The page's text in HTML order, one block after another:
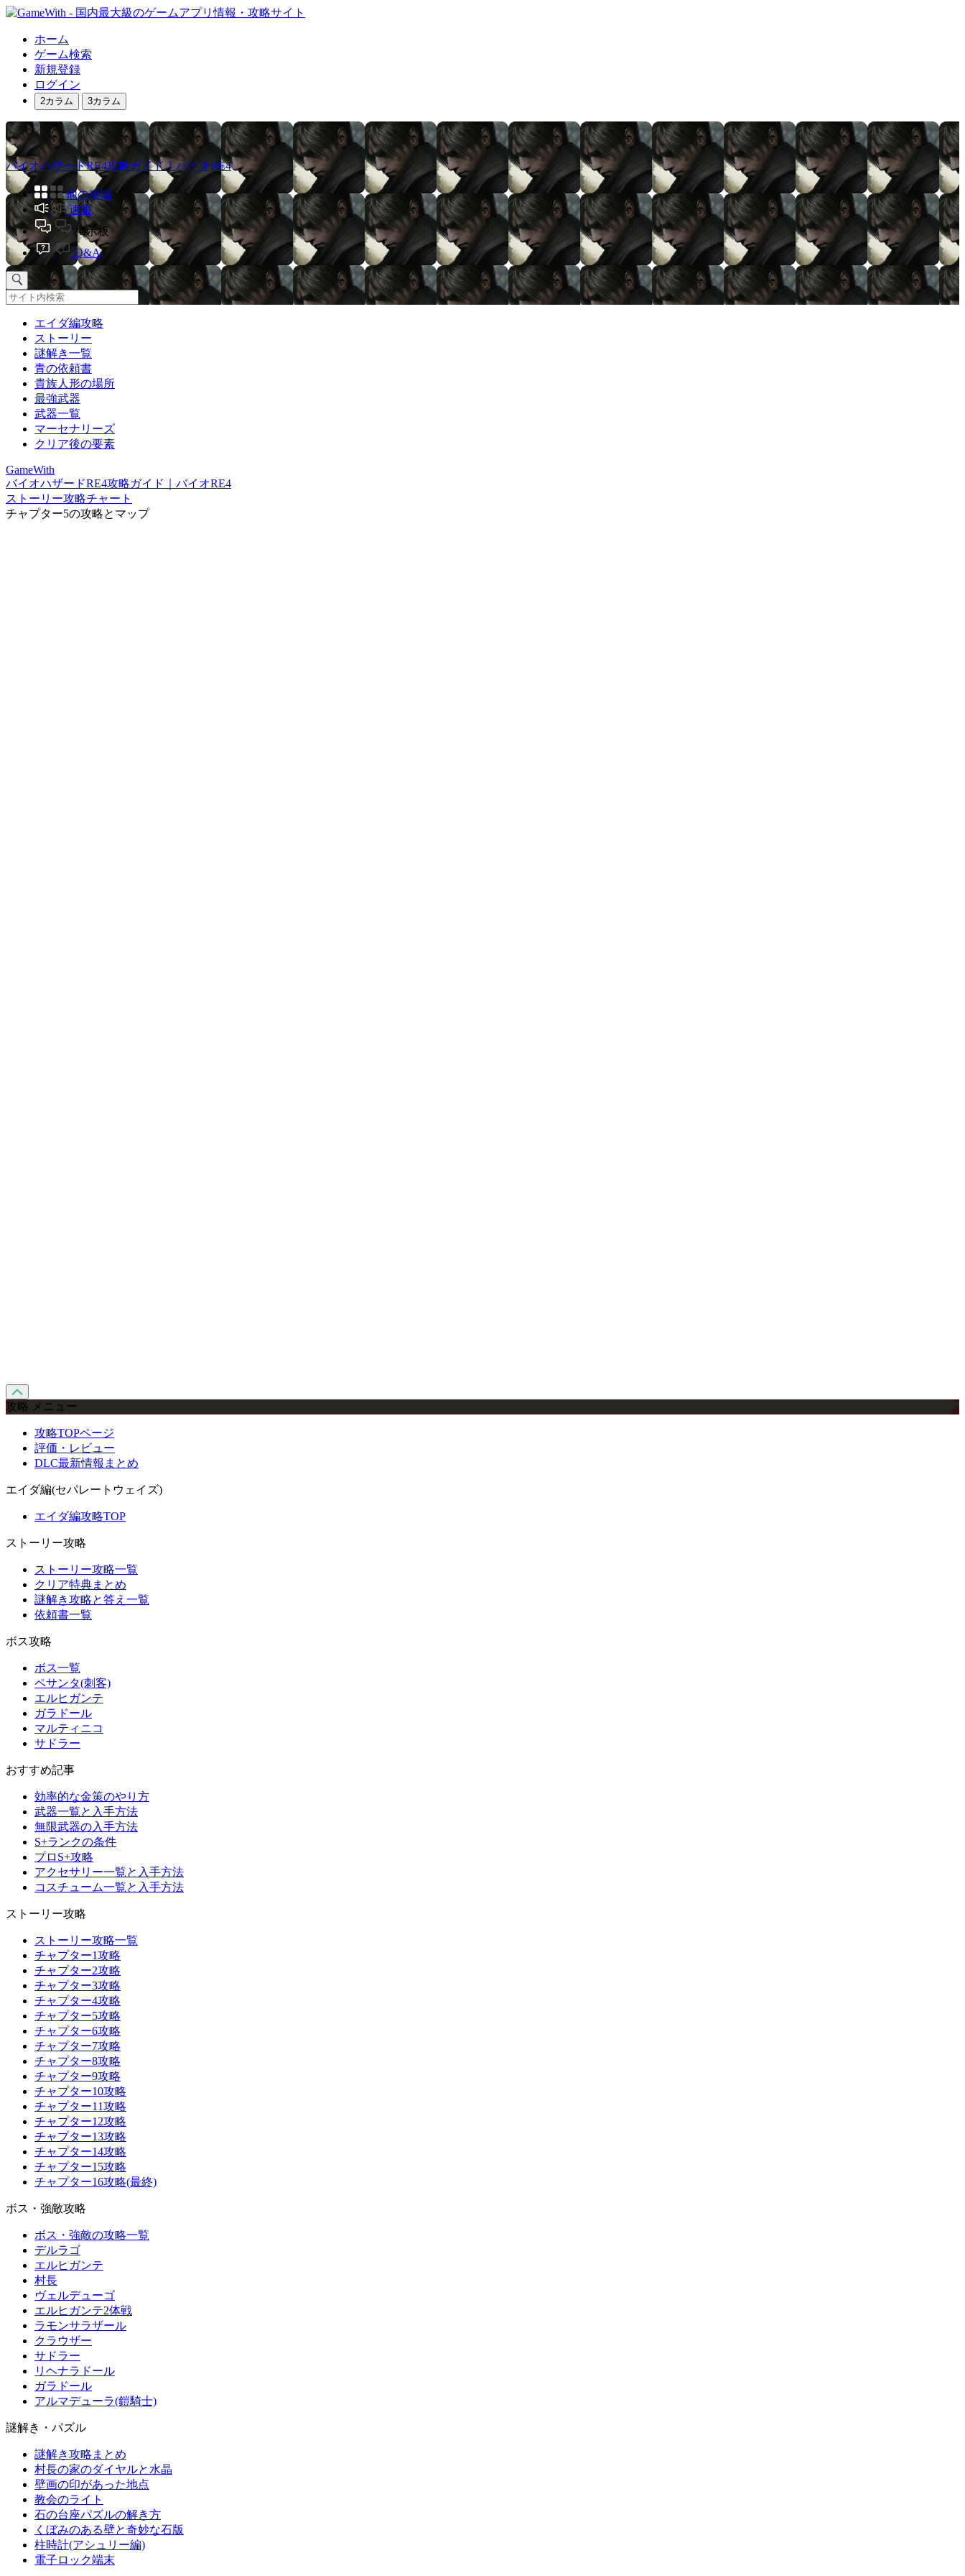
ホーム
ゲーム検索
新規登録
ログイン
2カラム 3カラム
バイオハザードRE4攻略ガイド｜バイオRE4
他の攻略
速報
掲示板
Q&A
エイダ編攻略
ストーリー
謎解き一覧
青の依頼書
貴族人形の場所
最強武器
武器一覧
マーセナリーズ
クリア後の要素
GameWith
バイオハザードRE4攻略ガイド｜バイオRE4
ストーリー攻略チャート
チャプター5の攻略とマップ
攻略 メニュー
攻略TOPページ
評価・レビュー
DLC最新情報まとめ
エイダ編(セパレートウェイズ)
エイダ編攻略TOP
ストーリー攻略
ストーリー攻略一覧
クリア特典まとめ
謎解き攻略と答え一覧
依頼書一覧
ボス攻略
ボス一覧
ペサンタ(刺客)
エルヒガンテ
ガラドール
マルティニコ
サドラー
おすすめ記事
効率的な金策のやり方
武器一覧と入手方法
無限武器の入手方法
S+ランクの条件
プロS+攻略
アクセサリー一覧と入手方法
コスチューム一覧と入手方法
ストーリー攻略
ストーリー攻略一覧
チャプター1攻略
チャプター2攻略
チャプター3攻略
チャプター4攻略
チャプター5攻略
チャプター6攻略
チャプター7攻略
チャプター8攻略
チャプター9攻略
チャプター10攻略
チャプター11攻略
チャプター12攻略
チャプター13攻略
チャプター14攻略
チャプター15攻略
チャプター16攻略(最終)
ボス・強敵攻略
ボス・強敵の攻略一覧
デルラゴ
エルヒガンテ
村長
ヴェルデューゴ
エルヒガンテ2体戦
ラモンサラザール
クラウザー
サドラー
リヘナラドール
ガラドール
アルマデューラ(鎧騎士)
謎解き・パズル
謎解き攻略まとめ
村長の家のダイヤルと水晶
壁画の印があった地点
教会のライト
石の台座パズルの解き方
くぼみのある壁と奇妙な石版
柱時計(アシュリー編)
電子ロック端末